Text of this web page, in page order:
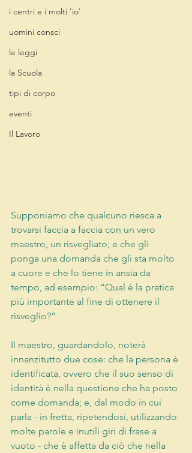
i centri e i molti 'io'
uomini consci
le leggi
la Scuola
tipi di corpo
eventi
Il Lavoro
Supponiamo che qualcuno riesca a
trovarsi faccia a faccia con un vero
maestro, un risvegliato; e che gli
ponga una domanda che gli sta molto
a cuore e che lo tiene in ansia da
tempo, ad esempio: “Qual è la pratica
più importante al fine di ottenere il
risveglio?”
Il maestro, guardandolo, noterà
innanzitutto due cose: che la persona è
identificata, ovvero che il suo senso di
identità è nella questione che ha posto
come domanda; e, dal modo in cui
parla - in fretta, ripetendosi, utilizzando
molte parole e inutili giri di frase a
vuoto - che è affetta da ciò che nella